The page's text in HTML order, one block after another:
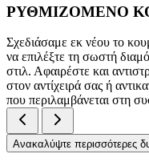
ΡΥΘΜΙΖΟΜΕΝΟ
Σχεδιάσαμε εκ νέου το
να επιλέξτε τη σωστή
στιλ. Αφαιρέστε και
στον αντίχειρά σας ή
που περιλαμβάνεται στη
Ανακαλύψτε περισσότερες